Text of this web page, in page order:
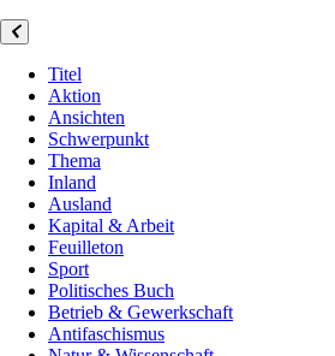
Titel
Aktion
Ansichten
Schwerpunkt
Thema
Inland
Ausland
Kapital & Arbeit
Feuilleton
Sport
Politisches Buch
Betrieb & Gewerkschaft
Antifaschismus